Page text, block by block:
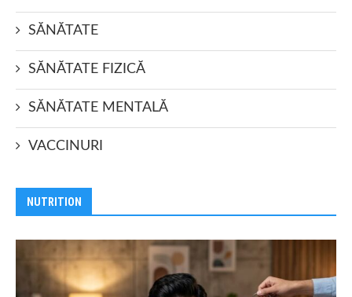
SĂNĂTATE
SĂNĂTATE FIZICĂ
SĂNĂTATE MENTALĂ
VACCINURI
NUTRITION